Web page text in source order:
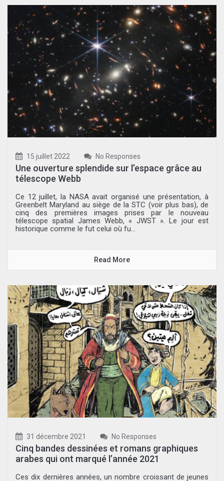
15 juillet 2022 No Responses
Une ouverture splendide sur l’espace grâce au
télescope Webb
Ce 12 juillet, la NASA avait organisé une présentation, à
Greenbelt Maryland au siège de la STC (voir plus bas), de
cinq des premières images prises par le nouveau
télescope spatial James Webb, « JWST ». Le jour est
historique comme le fut celui où fu...
Read More
31 décembre 2021 No Responses
Cinq bandes dessinées et romans graphiques
arabes qui ont marqué l’année 2021
Ces dix dernières années, un nombre croissant de jeunes